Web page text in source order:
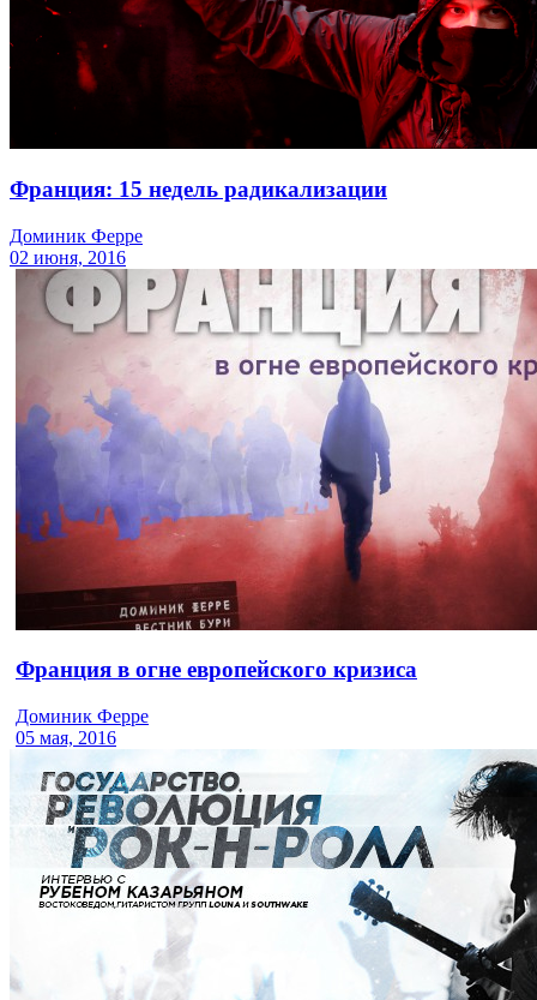
Франция: 15 недель радикализации
Доминик Ферре
02 июня, 2016
Франция в огне европейского кризиса
Доминик Ферре
05 мая, 2016